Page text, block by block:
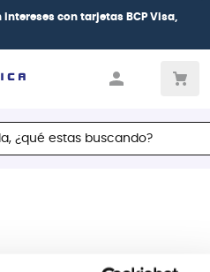
intereses con tarjetas BCP Visa,
estas buscando?